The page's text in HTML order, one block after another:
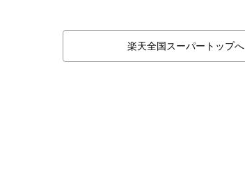
楽天全国スーパートップへ